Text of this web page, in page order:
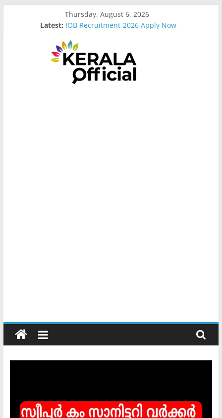
Thursday, August 6, 2026
Latest: IOB Recruitment-2026 Apply Now
Govt Driver job Apply Now
Kerala Govt Onam Gift
MCC Recruitment-2026 Apply Now
Kerala
Official
new